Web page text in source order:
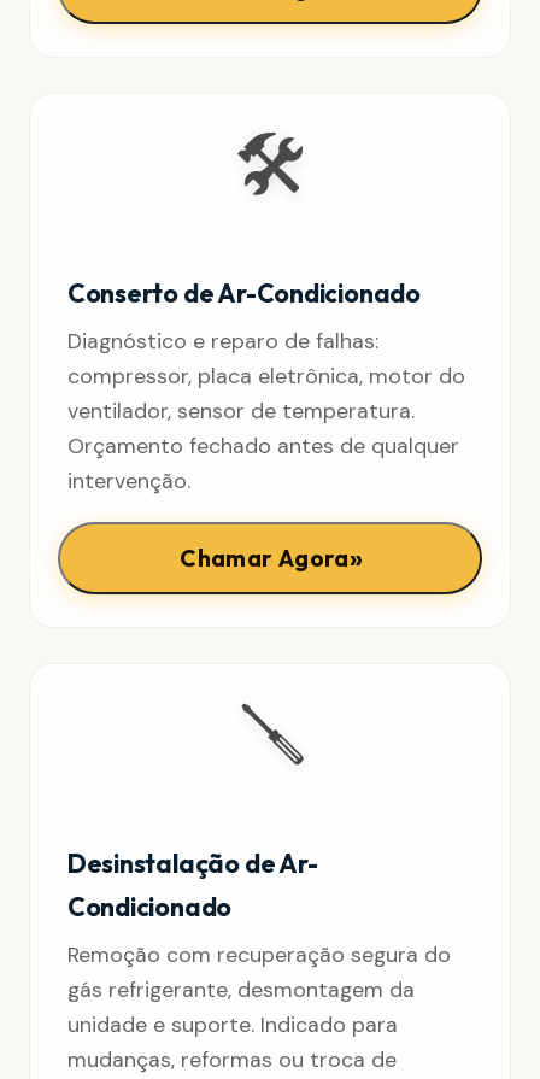
🛠️
Conserto de Ar-Condicionado
Diagnóstico e reparo de falhas:
compressor, placa eletrônica, motor do
ventilador, sensor de temperatura.
Orçamento fechado antes de qualquer
intervenção.
Chamar Agora»
🪛
Desinstalação de Ar-
Condicionado
Remoção com recuperação segura do
gás refrigerante, desmontagem da
unidade e suporte. Indicado para
mudanças, reformas ou troca de